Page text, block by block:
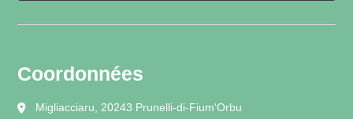
Coordonnées
Migliacciaru, 20243 Prunelli-di-Fium'Orbu